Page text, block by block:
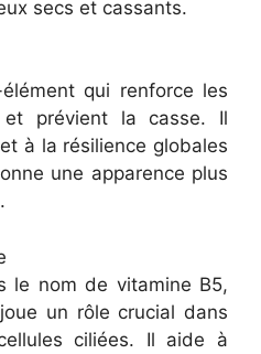
secs et cassants.
qui renforce les
et prévient la casse. Il
à la résilience globales
une apparence plus
le nom de vitamine B5,
un rôle crucial dans
ciliées. Il aide à